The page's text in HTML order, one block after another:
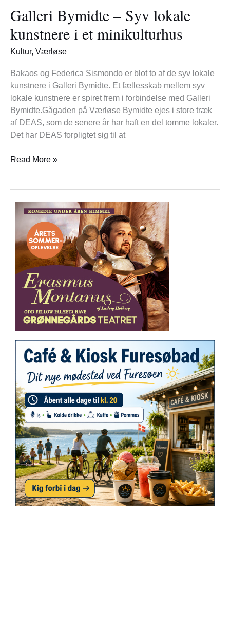
Galleri Bymidte – Syv lokale
kunstnere i et minikulturhus
Kultur, Værløse
Bakaos og Federica Sismondo er blot to af de syv lokale
kunstnere i Galleri Bymidte. Et fællesskab mellem syv
lokale kunstnere er spiret frem i forbindelse med Galleri
Bymidte.Gågaden på Værløse Bymidte ejes i store træk
af DEAS, som de senere år har haft en del tomme lokaler.
Det har DEAS forpligtet sig til at
–
Syv
lokale
kunstnere
et
minikulturhus
Read More »